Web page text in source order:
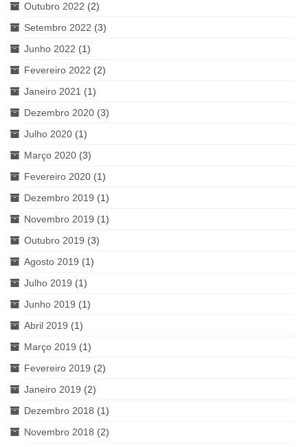
Outubro 2022 (2)
Setembro 2022 (3)
Junho 2022 (1)
Fevereiro 2022 (2)
Janeiro 2021 (1)
Dezembro 2020 (3)
Julho 2020 (1)
Março 2020 (3)
Fevereiro 2020 (1)
Dezembro 2019 (1)
Novembro 2019 (1)
Outubro 2019 (3)
Agosto 2019 (1)
Julho 2019 (1)
Junho 2019 (1)
Abril 2019 (1)
Março 2019 (1)
Fevereiro 2019 (2)
Janeiro 2019 (2)
Dezembro 2018 (1)
Novembro 2018 (2)